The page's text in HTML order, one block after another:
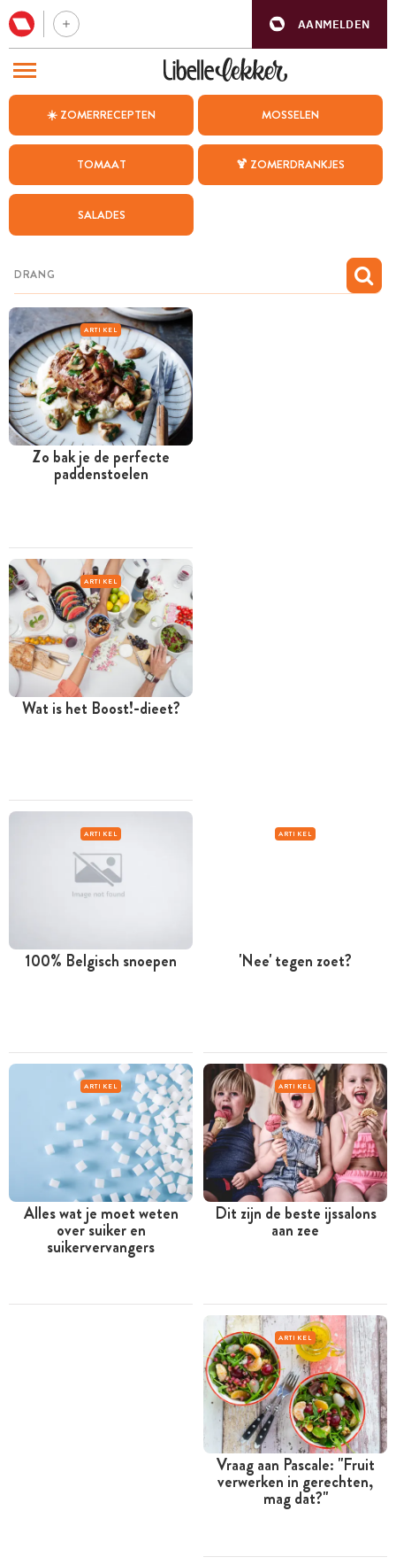
AANMELDEN
☀️ ZOMERRECEPTEN MOSSELEN
TOMAAT 🍹 ZOMERDRANKJES
SALADES
ARTIKEL
Zo bak je de perfecte
paddenstoelen
ARTIKEL
Wat is het Boost!-dieet?
ARTIKEL
100% Belgisch snoepen
ARTIKEL
'Nee' tegen zoet?
ARTIKEL
Alles wat je moet weten
over suiker en
suikervervangers
ARTIKEL
Dit zijn de beste ijssalons
aan zee
ARTIKEL
Vraag aan Pascale: "Fruit
verwerken in gerechten,
mag dat?"
BEZOEK ONZE ANDERE WEBSITES
WEEKMENU
CHAT MET MAIA
MIJN BEWAARDE RECEPTEN